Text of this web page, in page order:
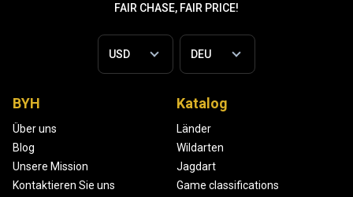
FAIR CHASE, FAIR PRICE!
BYH
Über uns
Blog
Unsere Mission
Kontaktieren Sie uns
Katalog
Länder
Wildarten
Jagdart
Game classifications